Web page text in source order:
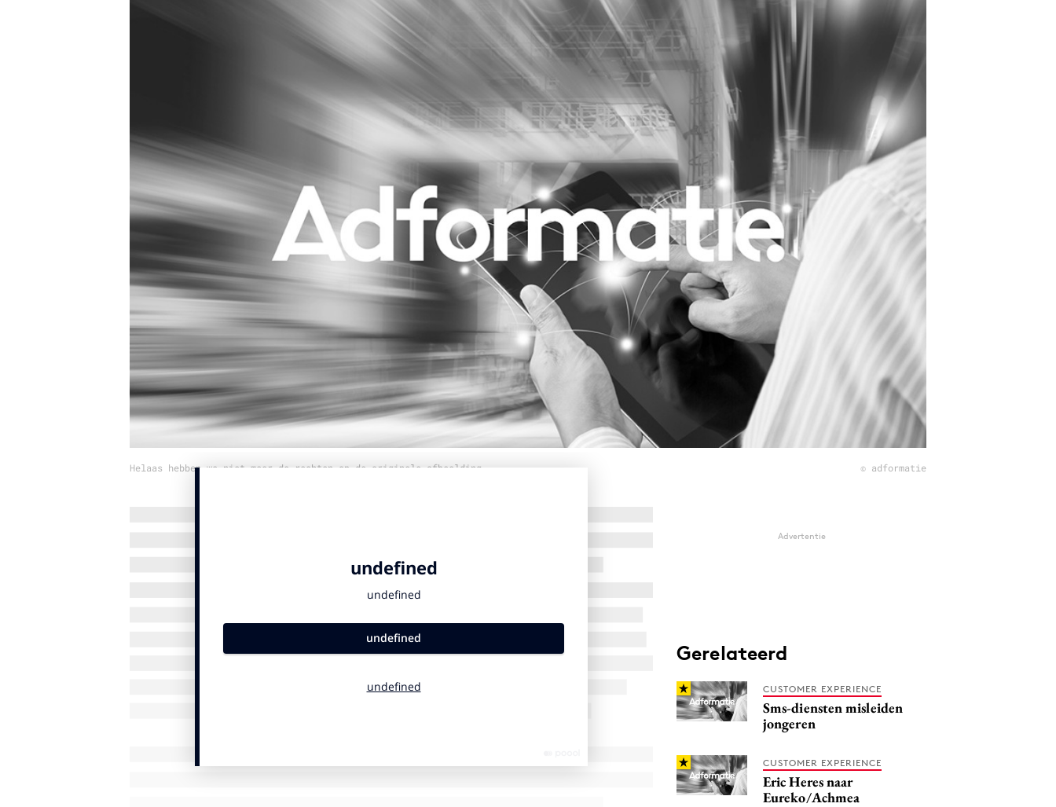
Influencer marketing
Interne communicatie
Purpose Marketing
Reputatie & crisis
Helaas hebben we niet meer de rechten op de originele afbeelding © adformatie
Advertentie
Gerelateerd
CUSTOMER EXPERIENCE
Sms-diensten misleiden
jongeren
CUSTOMER EXPERIENCE
Eric Heres naar
Eureko/Achmea